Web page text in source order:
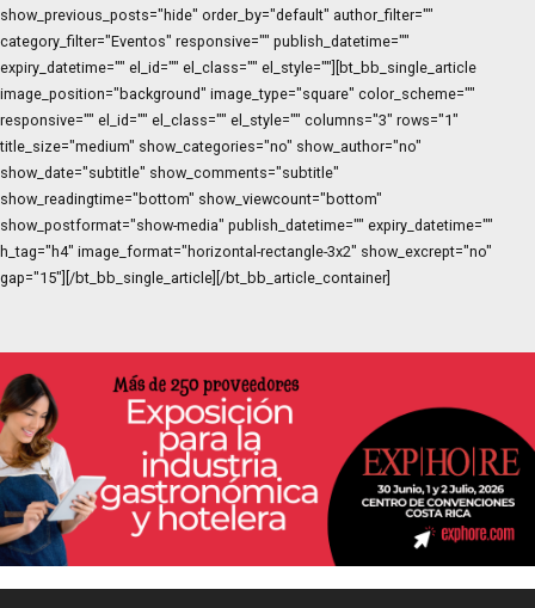
show_previous_posts="hide" order_by="default" author_filter=""
category_filter="Eventos" responsive="" publish_datetime=""
expiry_datetime="" el_id="" el_class="" el_style=""][bt_bb_single_article
image_position="background" image_type="square" color_scheme=""
responsive="" el_id="" el_class="" el_style="" columns="3" rows="1"
title_size="medium" show_categories="no" show_author="no"
show_date="subtitle" show_comments="subtitle"
show_readingtime="bottom" show_viewcount="bottom"
show_postformat="show-media" publish_datetime="" expiry_datetime=""
h_tag="h4" image_format="horizontal-rectangle-3x2" show_excrept="no"
gap="15"][/bt_bb_single_article][/bt_bb_article_container]